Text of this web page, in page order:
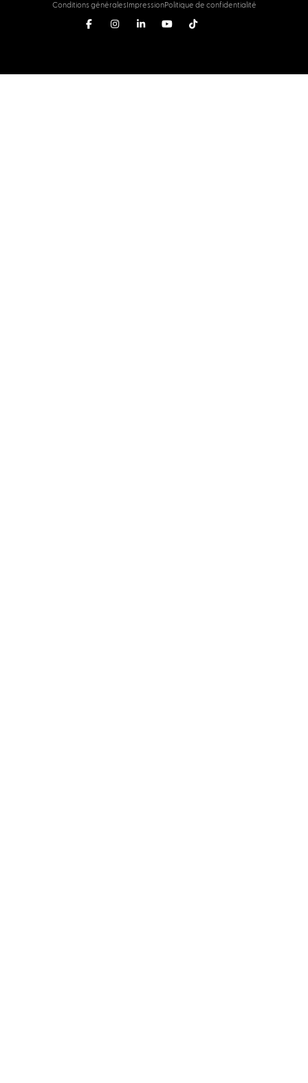
Conditions généralesImpressionPolitique de confidentialité